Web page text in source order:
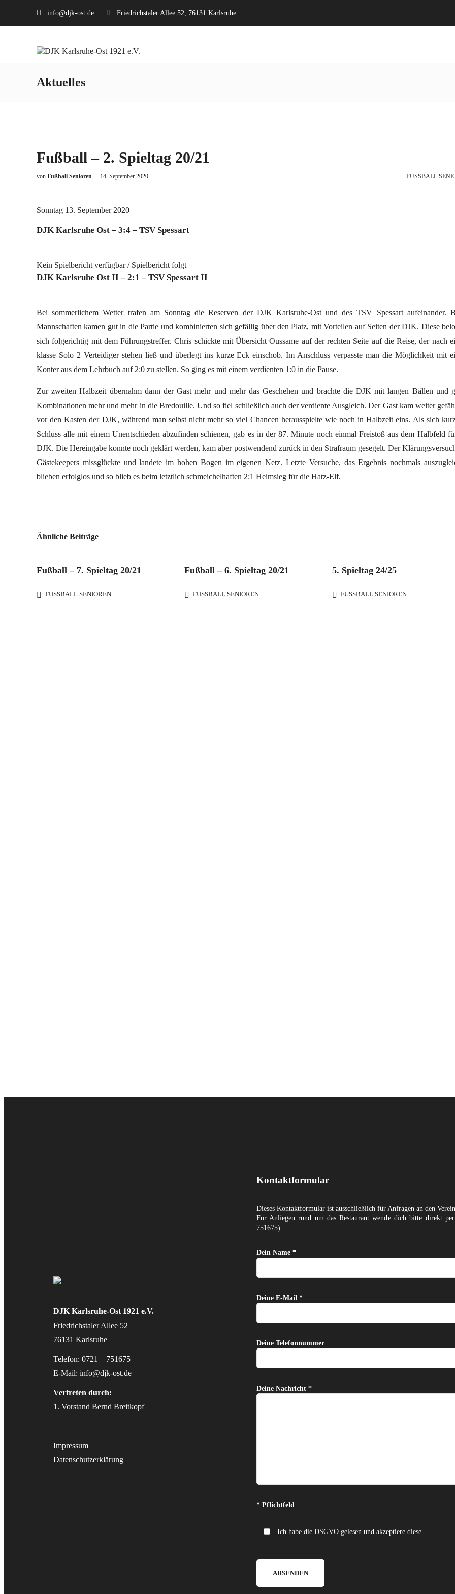
info@djk-ost.de Friedrichstaler Allee 52, 76131 Karlsruhe
Aktuelles
Fußball – 2. Spieltag 20/21
von Fußball Senioren 14. September 2020 FUSSBALL
Sonntag 13. September 2020
DJK Karlsruhe Ost – 3:4 – TSV Spessart
Kein Spielbericht verfügbar / Spielbericht folgt
DJK Karlsruhe Ost II – 2:1 – TSV Spessart II
Bei sommerlichem Wetter trafen am Sonntag die Reserven der DJK Karlsruhe-Ost und des TSV Spessart aufeinander.
Mannschaften kamen gut in die Partie und kombinierten sich gefällig über den Platz, mit Vorteilen auf Seiten der DJK. Diese
sich folgerichtig mit dem Führungstreffer. Chris schickte mit Übersicht Oussame auf der rechten Seite auf die Reise, der nach
klasse Solo 2 Verteidiger stehen ließ und überlegt ins kurze Eck einschob. Im Anschluss verpasste man die Möglichkeit mit
Konter aus dem Lehrbuch auf 2:0 zu stellen. So ging es mit einem verdienten 1:0 in die Pause.
Zur zweiten Halbzeit übernahm dann der Gast mehr und mehr das Geschehen und brachte die DJK mit langen Bällen und
Kombinationen mehr und mehr in die Bredouille. Und so fiel schließlich auch der verdiente Ausgleich. Der Gast kam weiter
vor den Kasten der DJK, während man selbst nicht mehr so viel Chancen herausspielte wie noch in Halbzeit eins. Als sich
Schluss alle mit einem Unentschieden abzufinden schienen, gab es in der 87. Minute noch einmal Freistoß aus dem Halbfeld
DJK. Die Hereingabe konnte noch geklärt werden, kam aber postwendend zurück in den Strafraum gesegelt. Der
Gästekeepers missglückte und landete im hohen Bogen im eigenen Netz. Letzte Versuche, das Ergebnis nochmals
blieben erfolglos und so blieb es beim letztlich schmeichelhaften 2:1 Heimsieg für die Hatz-Elf.
Ähnliche Beiträge
Fußball – 7. Spieltag 20/21
FUSSBALL SENIOREN
Fußball – 6. Spieltag 20/21
FUSSBALL SENIOREN
5. Spieltag 24/25
FUSSBALL SENIOREN
DJK Karlsruhe-Ost 1921 e.V.
Friedrichstaler Allee 52
76131 Karlsruhe
Telefon: 0721 – 751675
E-Mail: info@djk-ost.de
Vertreten durch:
1. Vorstand Bernd Breitkopf
Impressum
Datenschutzerklärung
Kontaktformular
Dieses Kontaktformular ist ausschließlich für Anfragen an den Verein
Für Anliegen rund um das Restaurant wende dich bitte direkt
751675).
Dein Name *
Deine E-Mail *
Deine Telefonnummer
Deine Nachricht *
Bitte lasse dieses Feld leer.
* Pflichtfeld
Ich habe die DSGVO gelesen und akzeptiere diese.